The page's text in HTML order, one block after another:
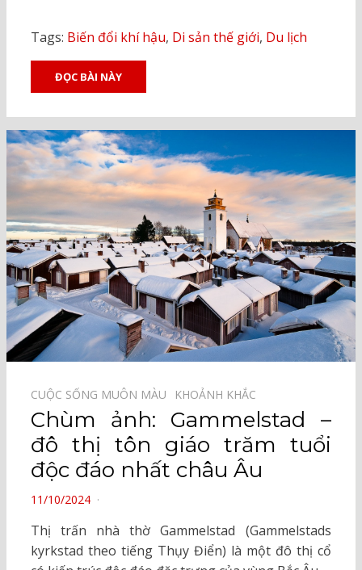
Tags: Biến đổi khí hậu, Di sản thế giới, Du lịch
ĐỌC BÀI NÀY
CUỘC SỐNG MUÔN MÀU⠀ KHOẢNH KHẮC⠀
Chùm ảnh: Gammelstad –
đô thị tôn giáo trăm tuổi
độc đáo nhất châu Âu
POSTED
11/10/2024
Thị trấn nhà thờ Gammelstad (Gammelstads
kyrkstad theo tiếng Thụy Điển) là một đô thị cổ